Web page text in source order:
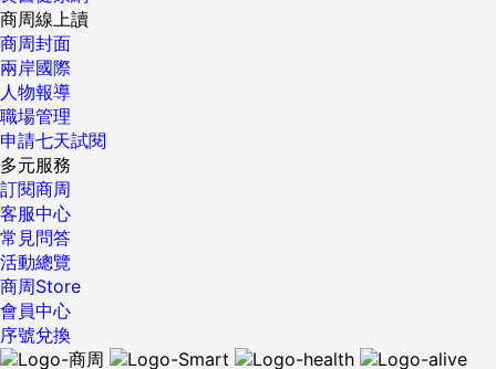
電則是8％左右。它不只充分給予員工創新空間，還提供必要
的資源。 為了不讓組織內部的權力結構阻礙創新，Garmin崇
尚透明與平等的氛圍，盡力打破階級。 例如，若員工與主管一
起出國出差，短程一律經濟艙，長途一起升級豪華經濟艙。外
出洽公，若需要搭9人座休旅車，主管會自動爬到後排，把上
下車更方便、寬敞的座位留給員工。 如此一來，兩者更有機會
因近距離培養出信任。而信任，正是創新的催化劑。 還在大數
據，AI就出現！在破壞式創新、產業典範轉移越來越快的世
界，Garmin示範了一種面對和挺過時代輾壓的做生意模式。本
刊深入拆解，Garmin從聘雇、組織型態、工作輪調、職場文化
等，怎麼建立「相信員工，也被員工相信」的環境？ 它一邊做
品牌、一邊幫車廠「打工」，如何用「配角學」兼顧兩種天差
地別的業務？1年要出1200種產品，品牌、研發、製造、行
銷、客服一條龍，還將張國煒、馬化騰等董座大咖變鐵粉，
Garmin「社群體驗」4步驟首度公開。 一鍵訂閱》全球GPS系
的手表。於是過去百年來的金屬玻璃材質被棄置不用，改用廉
價塑膠，用機械代替人工、簡化設計，Swatch應運而生，瑞士
鐘表業因此再現春天。《藍海策略》一書裡，特別將Swatch復
活列為經典案例。 三十年後的今天，Swatch再度面對「什麼
是表？」的產業定位問題。 表，從計時工具，到運動產品，發
展到時尚商品，下一步，難道真的該走向智慧型手表般的「多
功能電腦」概念，才是正途？ 面臨課題：不斷跑，方向對嗎？
去年十一月，老牌瑞士手表製造商泰格豪雅（Tag Heuer），
推出一款名為「連接」（Connected）的智慧型手表，這款定
價一千五百美元、可上網、以Android穿戴系統運行的手表，
是兩百年來瑞士鐘表業推出的第一款智慧型手表。 Swatch見
賢思齊，旗下次品牌Tissot今年也推出兩款智慧型手表，用意
是分割市場：先用次品牌智慧型手表吸引年輕客戶上門，再誘
使他們轉買主品牌手表。 就如泰格豪雅的策略——保固期結束
後，用戶可再加一千五百美元，用「連接」更換一款泰格豪雅
商周線上讀
商周封面
兩岸國際
人物報導
職場管理
申請七天試閱
多元服務
訂閱商周
客服中心
常見問答
活動總覽
商周Store
會員中心
序號兌換